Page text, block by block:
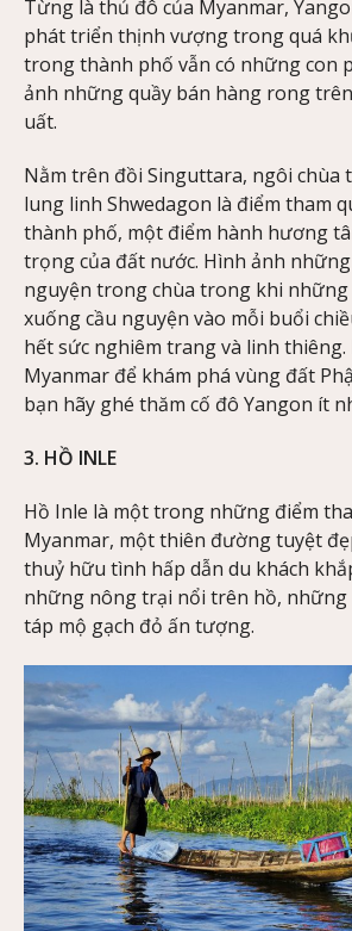
Từng là thủ đô của Myanmar,
phát triển thịnh vượng trong quá
trong thành phố vẫn có những con
ảnh những quầy bán hàng rong
uất.
Nằm trên đồi Singuttara, ngôi chùa
lung linh Shwedagon là điểm tham
thành phố, một điểm hành hương
trọng của đất nước. Hình ảnh
nguyện trong chùa trong khi
xuống cầu nguyện vào mỗi buổi
hết sức nghiêm trang và linh
Myanmar để khám phá vùng đất
bạn hãy ghé thăm cố đô Yangon ít
3. HỒ INLE
Hồ Inle là một trong những điểm
Myanmar, một thiên đường tuyệt
thuỷ hữu tình hấp dẫn du khách
những nông trại nổi trên hồ, những
táp mộ gạch đỏ ấn tượng.